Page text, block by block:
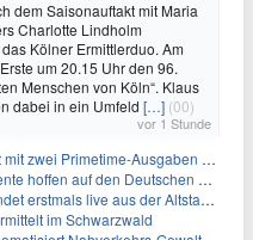
dem Saisonauftakt mit Maria
Charlotte Lindholm
Kölner Ermittlerduo. Am
um 20.15 Uhr den 96.
Menschen von Köln“. Klaus
dabei in ein Umfeld […] (00)
vor 1 Stunde
zwei Primetime-Ausgaben zurück
auf den Deutschen Radiopreis
live aus der Altstadt von Side
im Schwarzwald